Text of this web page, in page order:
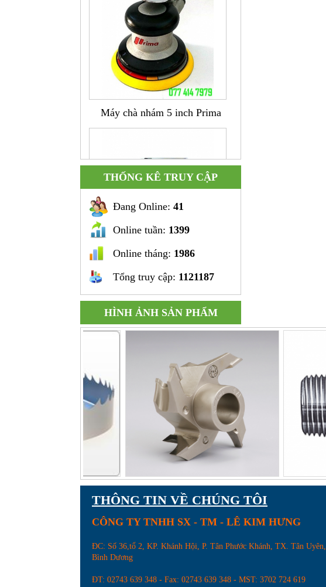
Máy chà nhám 5 inch Prima
Súng khoan cong hình L 3/8"
Thước kẹp điện tử
Đầu khoan 3C-W22
THỐNG KÊ TRUY CẬP
Đang Online: 41
Online tuần: 1399
Online tháng: 1986
Tổng truy cập: 1121187
HÌNH ẢNH SẢN PHẨM
THÔNG TIN VỀ CHÚNG TÔI
CÔNG TY TNHH SX - TM - LÊ KIM HƯNG
ĐC: Số 36,tổ 2, KP. Khánh Hội, P. Tân Phước Khánh, TX. Tân Uyên,
Bình Dương
ĐT: 02743 639 348 - Fax: 02743 639 348 - MST: 3702 724 619